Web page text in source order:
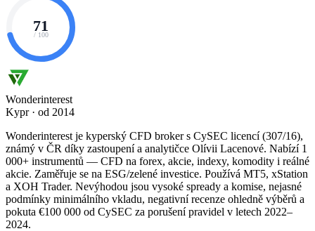
71
/ 100
Wonderinterest
Kypr · od 2014
Wonderinterest je kyperský CFD broker s CySEC licencí (307/16),
známý v ČR díky zastoupení a analytičce Olívii Lacenové. Nabízí 1
000+ instrumentů — CFD na forex, akcie, indexy, komodity i reálné
akcie. Zaměřuje se na ESG/zelené investice. Používá MT5, xStation
a XOH Trader. Nevýhodou jsou vysoké spready a komise, nejasné
podmínky minimálního vkladu, negativní recenze ohledně výběrů a
pokuta €100 000 od CySEC za porušení pravidel v letech 2022–
2024.